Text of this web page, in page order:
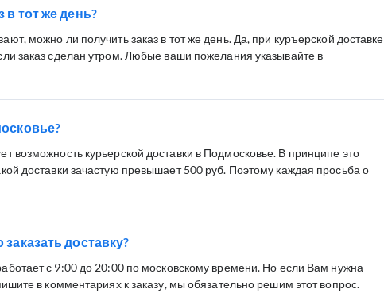
в тот же день?
можно ли получить заказ в тот же день. Да, при куръерской доставке
заказ сделан утром. Любые ваши пожелания указывайте в
возможность курьерской доставки в Подмосковье. В принципе это
доставки зачастую превышает 500 руб. Поэтому каждая просьба о
доставку?
с 9:00 до 20:00 по московскому времени. Но если Вам нужна
в комментариях к заказу, мы обязательно решим этот вопрос.